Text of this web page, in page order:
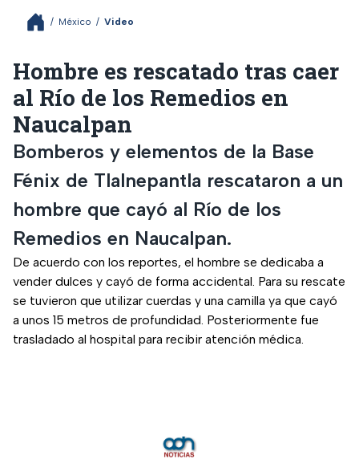
/ México / Video
Hombre es rescatado tras caer
al Río de los Remedios en
Naucalpan
Bomberos y elementos de la Base
Fénix de Tlalnepantla rescataron a un
hombre que cayó al Río de los
Remedios en Naucalpan.
De acuerdo con los reportes, el hombre se dedicaba a
vender dulces y cayó de forma accidental. Para su rescate
se tuvieron que utilizar cuerdas y una camilla ya que cayó
a unos 15 metros de profundidad. Posteriormente fue
trasladado al hospital para recibir atención médica.